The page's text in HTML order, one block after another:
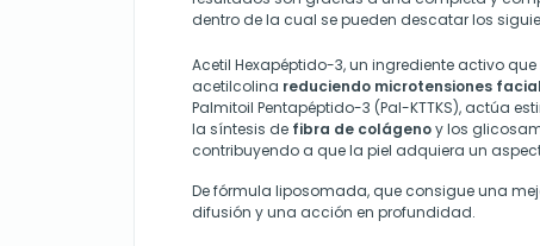
dentro de la cual se pueden descatar los
Acetil Hexapéptido-3, un ingrediente activo
acetilcolina reduciendo microtensiones
Palmitoil Pentapéptido-3 (Pal-KTTKS), actúa
la síntesis de fibra de colágenoy los
contribuyendo a que la piel adquiera un
De fórmula liposomada, que consigue una
difusión y una acción en profundidad.